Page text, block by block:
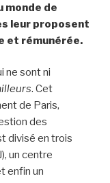
monde de
leur proposent
et rémunérée.
ne sont ni
. Cet
de Paris,
des
divisé en trois
un centre
enfin un